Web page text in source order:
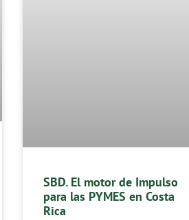
SBD. El motor de Impulso
para las PYMES en Costa
Rica